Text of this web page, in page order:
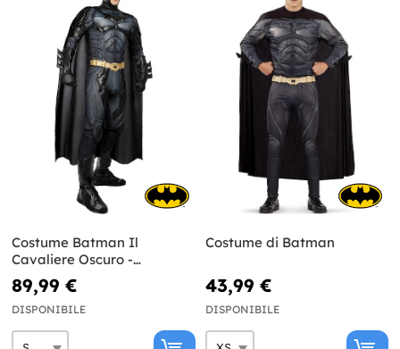
Costume Batman Il
Cavaliere Oscuro -
Diamond Edition
89,99 €
DISPONIBILE
Costume di Batman
43,99 €
DISPONIBILE